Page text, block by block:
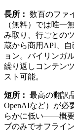
長所： 数百のファ
（無料）では唯一
み取り、行ごとの
蔵から商用API、
ョン。バイリンガ
繰り返しコンテン
スト可能。
短所： 最高の翻訳
OpenAIなど）が必
らかに低い——概要
ブのみでオフライ